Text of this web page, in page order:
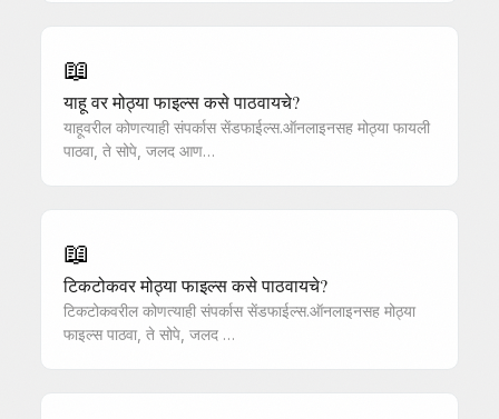
📖
याहू वर मोठ्या फाइल्स कसे पाठवायचे?
याहूवरील कोणत्याही संपर्कास सेंडफाईल्स.ऑनलाइनसह मोठ्या फायली
पाठवा, ते सोपे, जलद आण…
📖
टिकटोकवर मोठ्या फाइल्स कसे पाठवायचे?
टिकटोकवरील कोणत्याही संपर्कास सेंडफाईल्स.ऑनलाइनसह मोठ्या
फाइल्स पाठवा, ते सोपे, जलद …